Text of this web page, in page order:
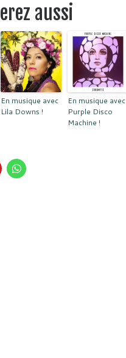
aussi
En musique avec
Lila Downs !
En musique avec
Purple Disco
Machine !